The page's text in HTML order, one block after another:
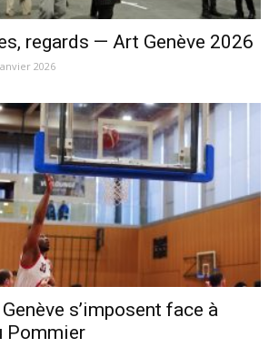
regards — Art Genève 2026
2026
s’imposent face à
Pommier